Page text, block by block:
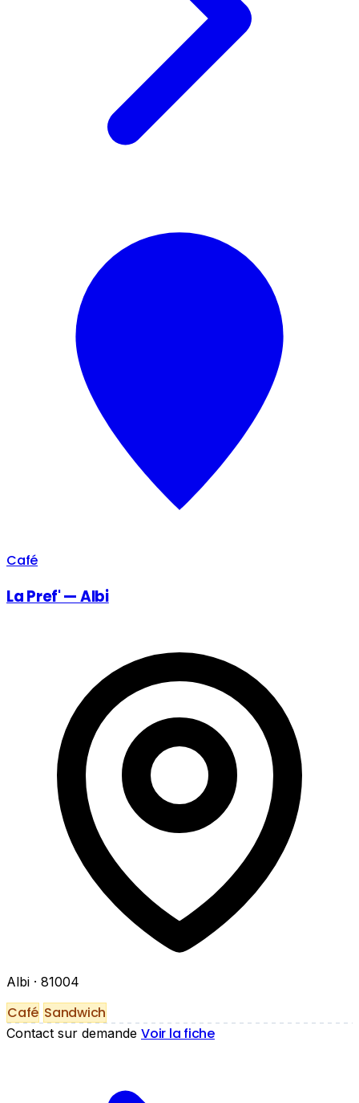
Café
La Pref' — Albi
Albi · 81004
Café Sandwich
Contact sur demande Voir la fiche